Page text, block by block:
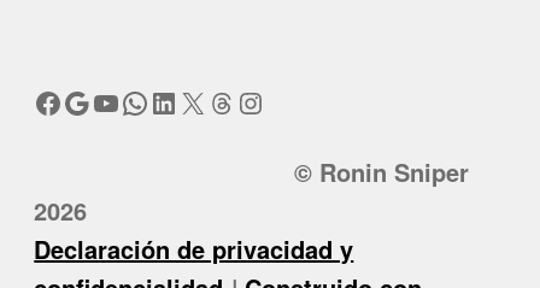
Facebook
Google
YouTube
WhatsApp
LinkedIn
X Threads
Instagram
© Ronin Sniper
2026
Declaración de privacidad y